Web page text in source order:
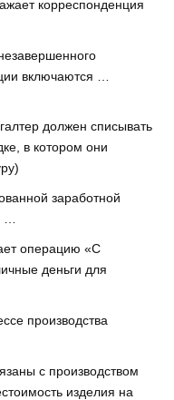
корреспонденция
включаются …
должен списывать
в котором они
заработной
операцию «С
деньги для
производства
с производством
изделия на